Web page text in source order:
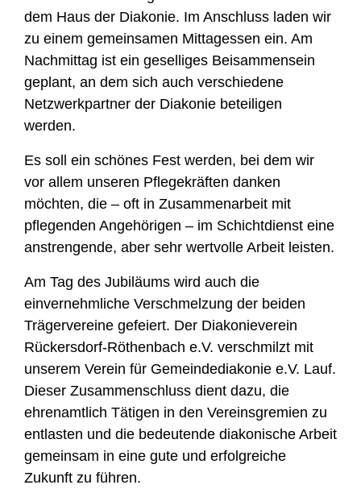
dem Haus der Diakonie. Im Anschluss laden wir
zu einem gemeinsamen Mittagessen ein. Am
Nachmittag ist ein geselliges Beisammensein
geplant, an dem sich auch verschiedene
Netzwerkpartner der Diakonie beteiligen
werden.
Es soll ein schönes Fest werden, bei dem wir
vor allem unseren Pflegekräften danken
möchten, die – oft in Zusammenarbeit mit
pflegenden Angehörigen – im Schichtdienst eine
anstrengende, aber sehr wertvolle Arbeit leisten.
Am Tag des Jubiläums wird auch die
einvernehmliche Verschmelzung der beiden
Trägervereine gefeiert. Der Diakonieverein
Rückersdorf-Röthenbach e.V. verschmilzt mit
unserem Verein für Gemeindediakonie e.V. Lauf.
Dieser Zusammenschluss dient dazu, die
ehrenamtlich Tätigen in den Vereinsgremien zu
entlasten und die bedeutende diakonische Arbeit
gemeinsam in eine gute und erfolgreiche
Zukunft zu führen.